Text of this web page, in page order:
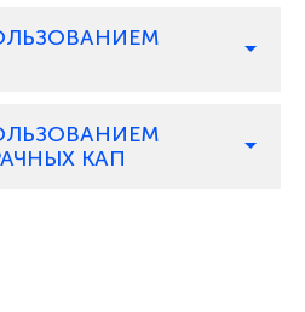
КАП